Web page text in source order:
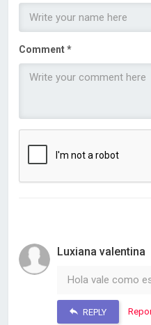
Comment *
Luxiana valentina
Hola vale como
REPLY